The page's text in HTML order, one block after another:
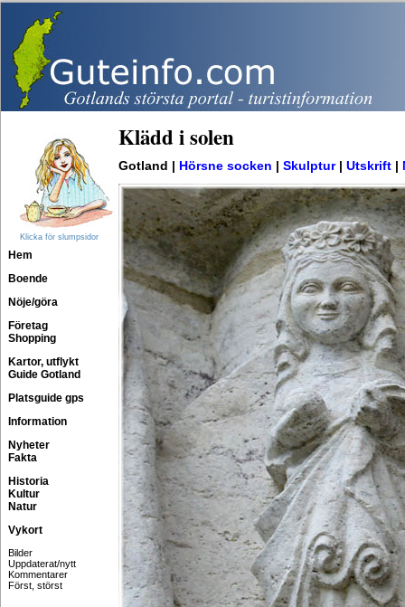
Klicka för slumpsidor
Hem
Boende
Nöje/göra
Företag
Shopping
Kartor, utflykt
Guide Gotland
Platsguide gps
Information
Nyheter
Fakta
Historia
Kultur
Natur
Vykort
Bilder
Uppdaterat/nytt
Kommentarer
Först, störst
Klädd i solen
Gotland | Hörsne socken Skulptur| Utskrift